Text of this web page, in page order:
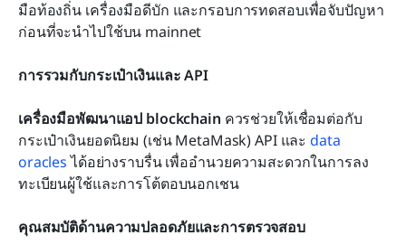
มือท้องถิ่น เครื่องมือดีบัก และกรอบการทดสอบเพื่อจับปัญหา
ก่อนที่จะนำไปใช้บน mainnet
การรวมกับกระเป๋าเงินและ API
เครื่องมือพัฒนาแอป blockchain ควรช่วยให้เชื่อมต่อกับ
กระเป๋าเงินยอดนิยม (เช่น MetaMask) API และ data
oracles ได้อย่างราบรื่น เพื่ออำนวยความสะดวกในการลง
ทะเบียนผู้ใช้และการโต้ตอบนอกเชน
คุณสมบัติด้านความปลอดภัยและการตรวจสอบ